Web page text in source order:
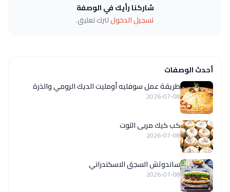
شاركنا رأيك في الوصفة
تسجيل الدخوللترك تعليق.
أحدث الوصفات
طريقة عمل سوفليه أومليت الديك الرومي والذرة
2026-07-08
كب كيك مربى التوت
2026-07-08
ساندوتش السجق الاسكندراني
2026-07-08